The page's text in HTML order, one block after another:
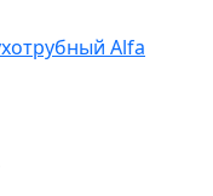
Alfa